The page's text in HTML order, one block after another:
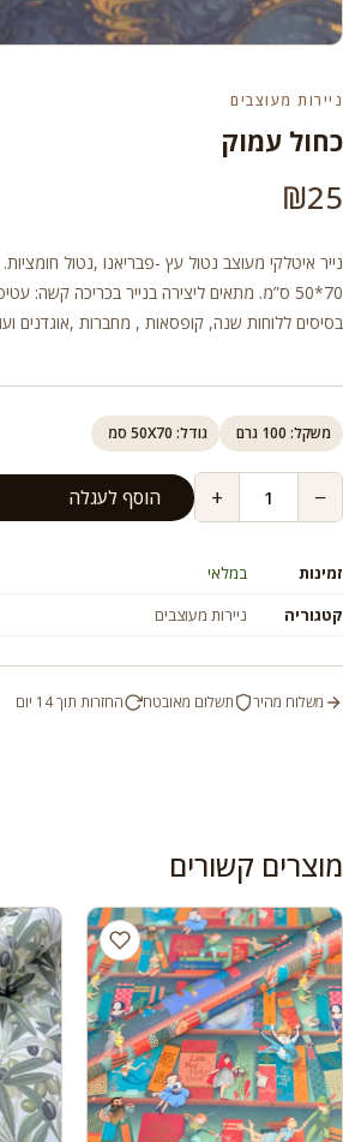
ניירות מעוצבים
כחול עמוק
₪25
70*50 ס”מ. מתאים ליצירה בנייר בכריכה קשה:
בסיסים ללוחות שנה, קופסאות , מחברות ,אוגדנים
משקל: 100 גרם גודל: 50X70 סמ
−
+ הוסף לעגלה
זמינות
במלאי
קטגוריה
ניירות מעוצבים
משלוח מהיר תשלום מאובטח החזרות תוך 14 יום
מוצרים קשורים